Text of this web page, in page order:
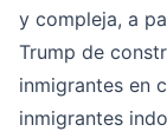
y compleja, a
Trump de
inmigrantes en
inmigrantes